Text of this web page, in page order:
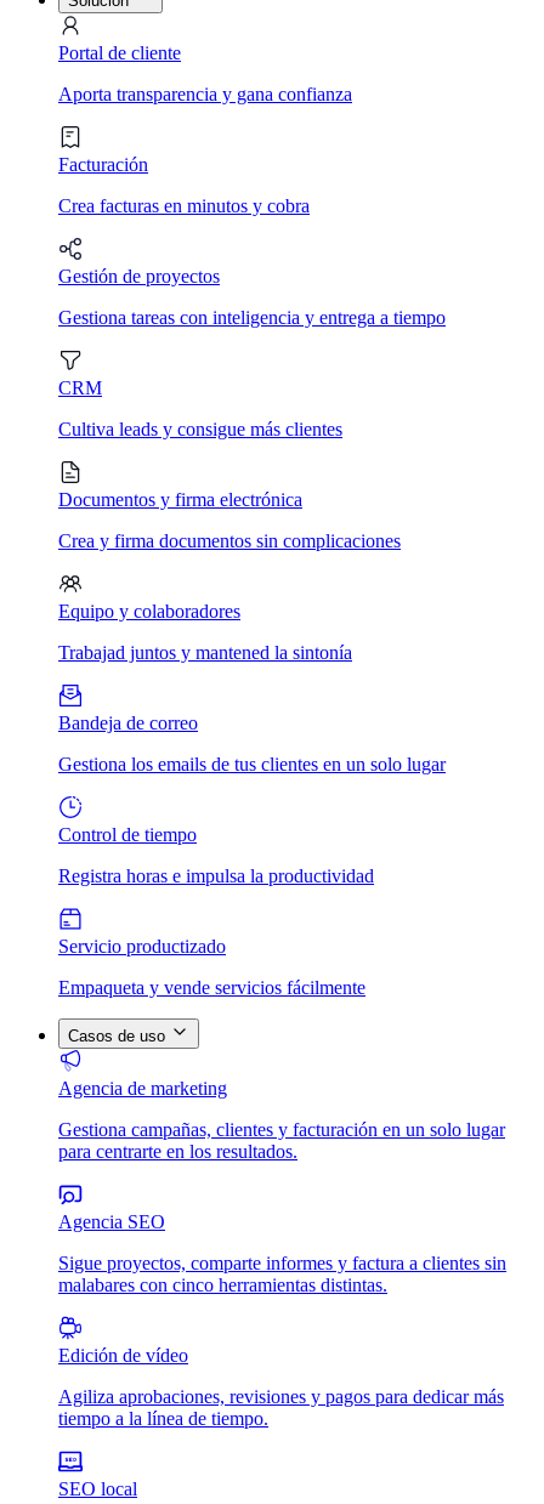
Portal de cliente
Aporta transparencia y gana confianza
Facturación
Crea facturas en minutos y cobra
Gestión de proyectos
Gestiona tareas con inteligencia y entrega a tiempo
CRM
Cultiva leads y consigue más clientes
Documentos y firma electrónica
Crea y firma documentos sin complicaciones
Equipo y colaboradores
Trabajad juntos y mantened la sintonía
Bandeja de correo
Gestiona los emails de tus clientes en un solo lugar
Control de tiempo
Registra horas e impulsa la productividad
Servicio productizado
Empaqueta y vende servicios fácilmente
Casos de uso
Agencia de marketing
Gestiona campañas, clientes y facturación en un solo lugar
para centrarte en los resultados.
Agencia SEO
Sigue proyectos, comparte informes y factura a clientes sin
malabares con cinco herramientas distintas.
Edición de vídeo
Agiliza aprobaciones, revisiones y pagos para dedicar más
tiempo a la línea de tiempo.
SEO local